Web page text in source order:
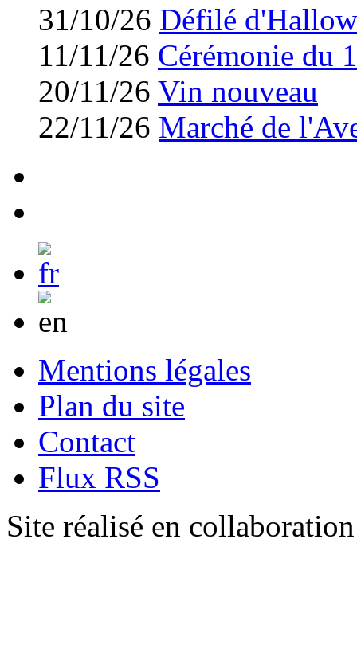
31/10/26 Défilé
11/11/26 Cérémonie du
20/11/26 Vin nouveau
22/11/26 Marché de
Mentions légales
Plan du site
Contact
Flux RSS
Site réalisé en